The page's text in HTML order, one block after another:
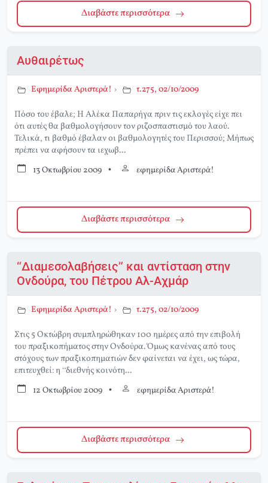
Διαβάστε περισσότερα
Αυθαιρέτως
Εφημερίδα Αριστερά! › τ.275, 02/10/2009
Πόσο του έβαλε; Η Αλέκα Παπαρήγα πριν τις εκλογές είχε πει
ότι αυτές θα βαθμολογήσουν τον ριζοσπαστισμό του λαού.
Τελικά, τι βαθμό έβαλαν οι βαθμολογητές του Περισσού; Μήπως
πρέπει να αφήσουν τα ιεχωβ...
13 Οκτωβρίου 2009 • εφημερίδα Αριστερά!
Διαβάστε περισσότερα
“Διαμεσολαβήσεις” και αντίσταση στην
Ονδούρα, του Πέτρου Αλ-Αχμάρ
Εφημερίδα Αριστερά! › τ.275, 02/10/2009
Στις 5 Οκτώβρη συμπληρώθηκαν 100 ημέρες από την επιβολή
του πραξικοπήματος στην Ονδούρα. Όμως κανένας από τους
στόχους των πραξικοπηματιών δεν φαίνεται να έχει, ως τώρα,
επιτευχθεί: η “διεθνής κοινότη...
12 Οκτωβρίου 2009 • εφημερίδα Αριστερά!
Διαβάστε περισσότερα